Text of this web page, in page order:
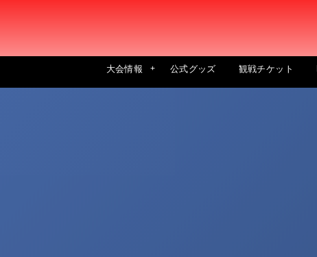
大会情報 公式グッズ 観戦チケット